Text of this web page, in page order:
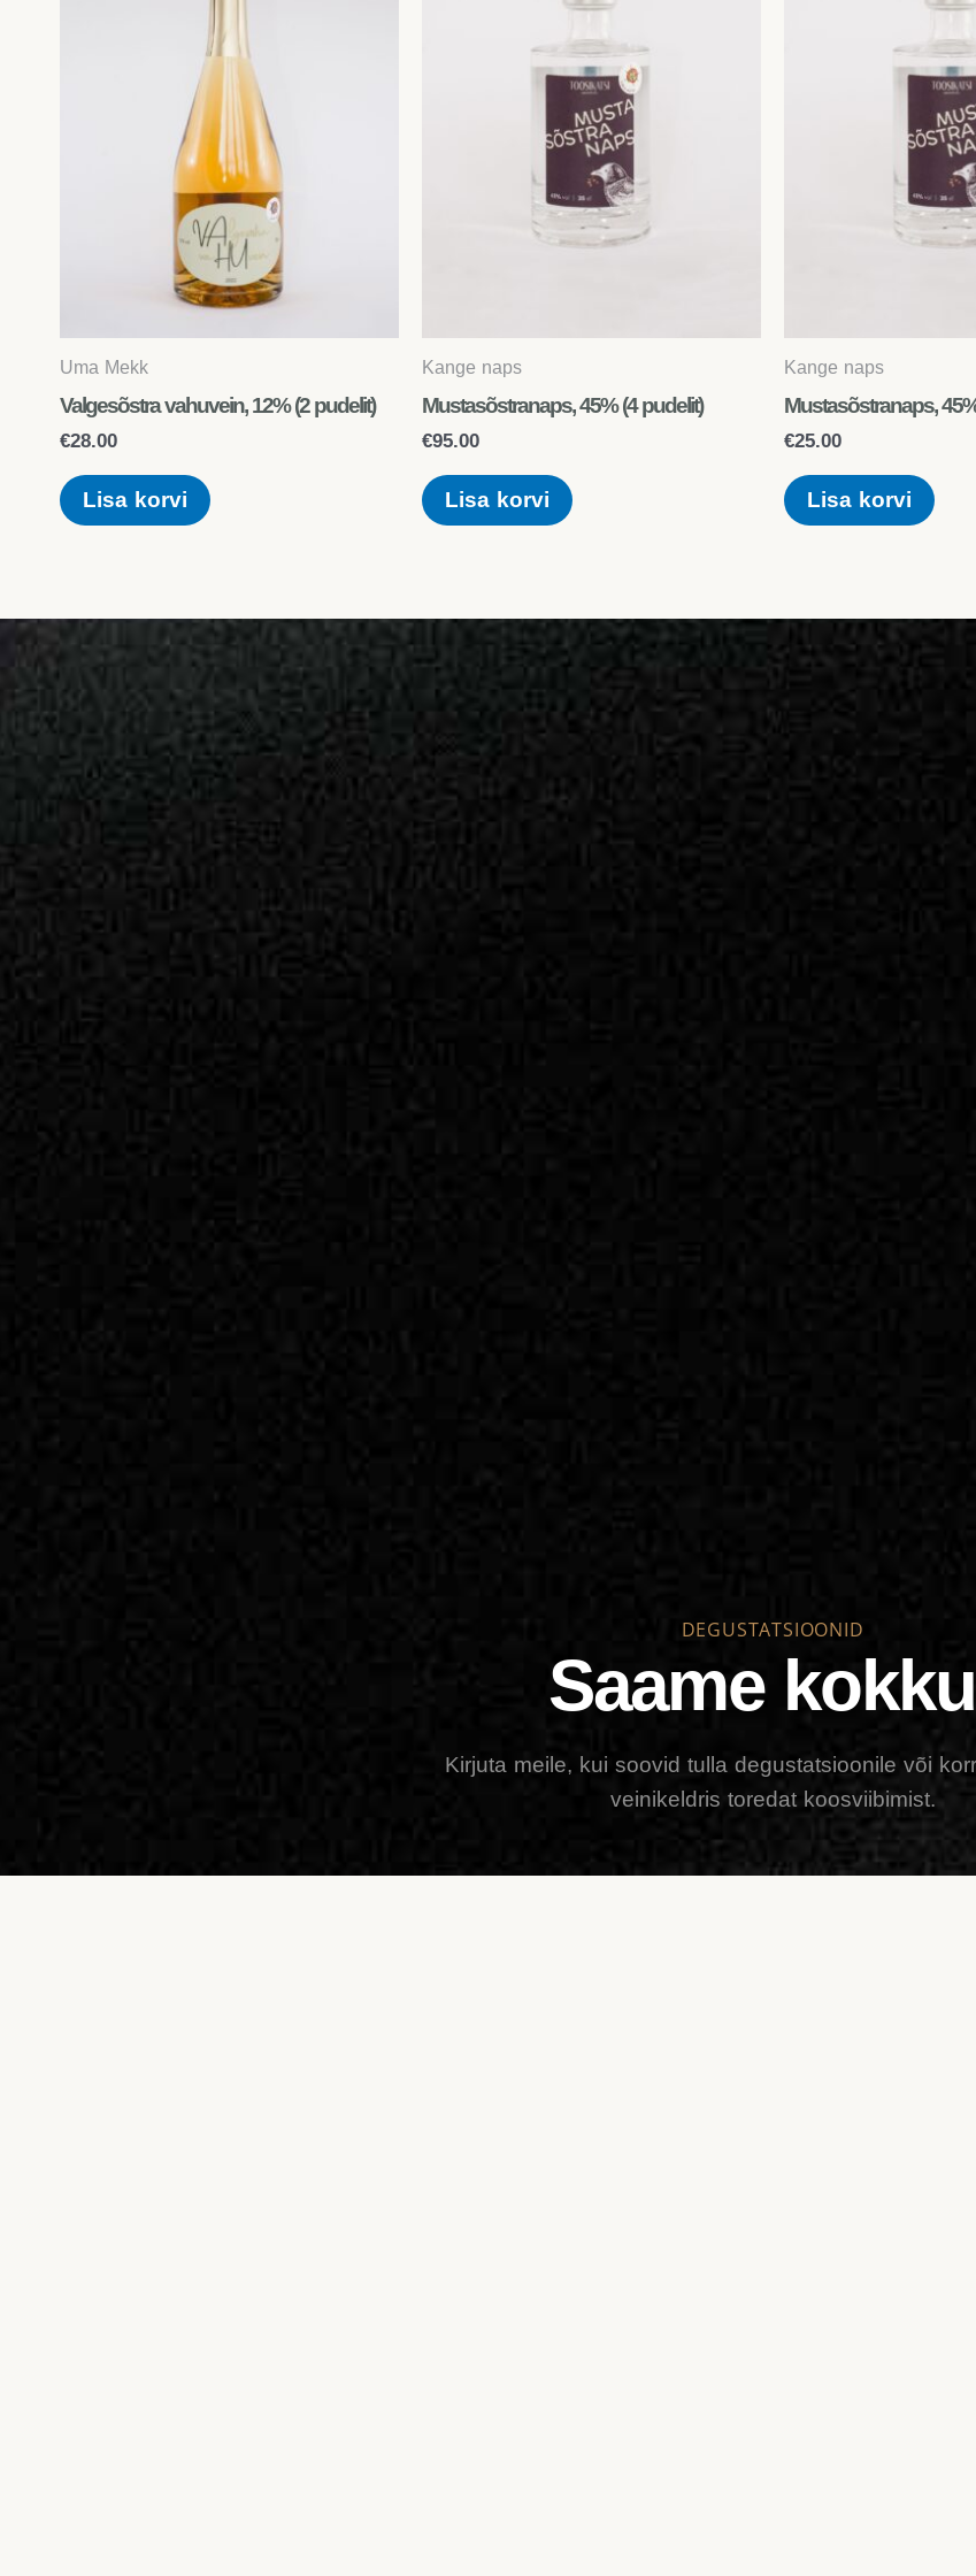
Uma Mekk
Valgesõstra vahuvein, 12% (2 pudelit)
€28.00
Lisa korvi
Kange naps
Mustasõstranaps, 45% (4 pudelit)
€95.00
Lisa korvi
Kange naps
Mustasõstranaps,
€25.00
Lisa korvi
DEGUSTATSIOONID
Saame
Kirjuta meile, kui soovid tulla degustatsioonile või
veinikeldris toredat koosviibimist.